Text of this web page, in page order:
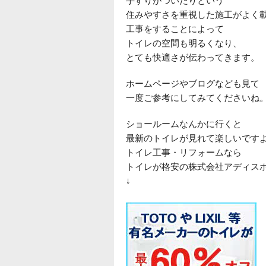
住みやすさを重視した施工がよく
工事をすることによって
トイレの空間も明るくなり、
とても快適さが伝わってきます。
ホームページやブログなども見て
一度ご参考にしてみてくださいね。
ショールームなんかに行くと
最新のトイレが見れて楽しいです
トイレ工事・リフォームなら
トイレが格安の株式会社アディス
↓